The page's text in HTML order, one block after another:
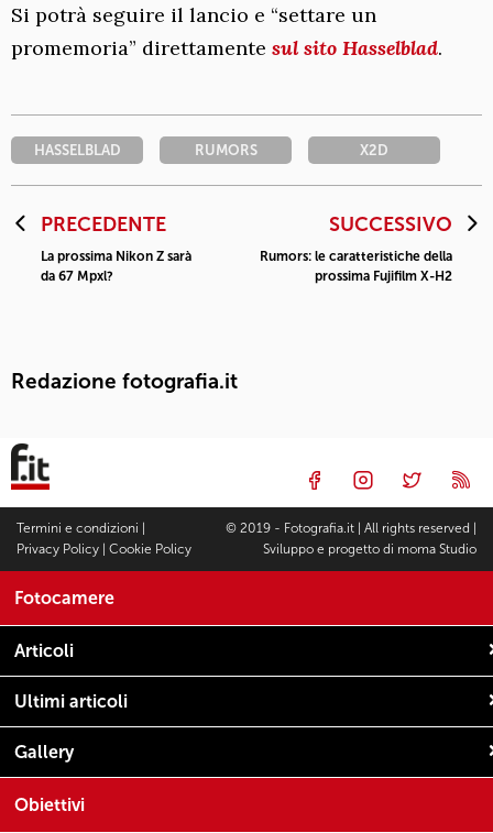
Fotocamere
Articoli
Ultimi articoli
Gallery
Obiettivi
Si potrà seguire il lancio e “settare un
promemoria” direttamente sul sito Hasselblad.
HASSELBLAD RUMORS X2D
PRECEDENTE
La prossima Nikon Z sarà
da 67 Mpxl?
SUCCESSIVO
Rumors: le caratteristiche della
prossima Fujifilm X-H2
Redazione fotografia.it
Termini e condizioni
Privacy Policy
Cookie Policy
© 2019 - Fotografia.it | All rights reserved |
Sviluppo e progetto di moma Studio